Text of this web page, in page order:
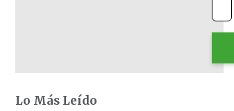
Lo Más Leído